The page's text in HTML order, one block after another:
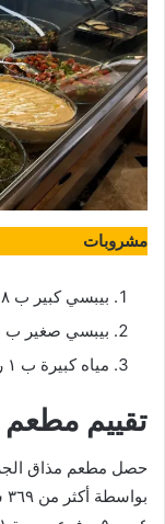
مشروبات
بيبسي كبير ب ٨ ريال
بيبسي صغير ب ٢.٥ ريال
مياه كبيرة ب ١ ريال، صغيرة ب نص ريال
تقييم مطعم